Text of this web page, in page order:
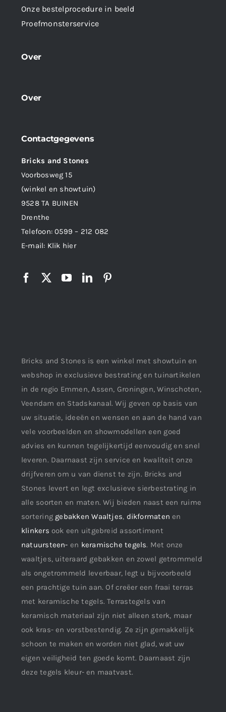
Onze bestelprocedure in beeld
Proefmonsterservice
Over
Over
Contactgegevens
Bricks and Stones
Voorbosweg 15
(winkel en showtuin)
9528 TA BUINEN
Drenthe
Telefoon:0599 – 212 082
E-mail: Klik hier
Bricks and Stones is een winkel met showtuin en
webshop in exclusieve bestrating en tuinartikelen
in de regio Emmen, Assen, Groningen, Winschoten,
Veendam en Stadskanaal. Wij geven op basis van
uw situatie, ideeën en wensen en aan de hand van
vele voorbeelden en showmodellen een goed
advies en kunnen tegelijkertijd eenvoudig en snel
leveren. Daarnaast zijn service en kwaliteit onze
drijfveren om u van dienst te zijn. Bricks and
Stones levert en legt exclusieve sierbestrating in
alle soorten en maten. Wij bieden naast een ruime
sortering gebakken Waaltjes, dikformaten en
klinkers ook een uitgebreid assortiment
natuursteen- en keramische tegels. Met onze
waaltjes, uiteraard gebakken en zowel getrommeld
als ongetrommeld leverbaar, legt u bijvoorbeeld
een prachtige tuin aan. Of creëer een fraai terras
met keramische tegels. Terrastegels van
keramisch materiaal zijn niet alleen sterk, maar
ook kras- en vorstbestendig. Ze zijn gemakkelijk
schoon te maken en worden niet glad, wat uw
eigen veiligheid ten goede komt. Daarnaast zijn
deze tegels kleur- en maatvast.